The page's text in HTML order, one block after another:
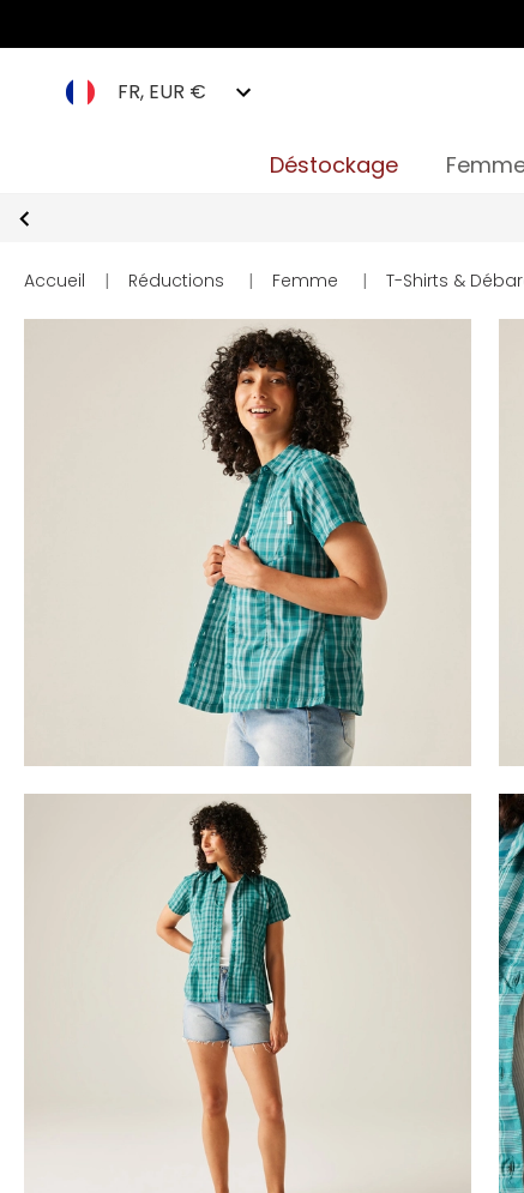
FR, EUR €
Déstockage
Accueil | Réductions | Femme | T-Shirts &